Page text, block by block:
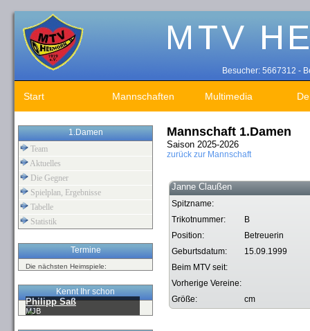
Besucher: 5667312 -
Start Mannschaften Multimedia
1.Damen
Team
Aktuelles
Die Gegner
Spielplan, Ergebnisse
Tabelle
Statistik
Termine
Die nächsten Heimspiele:
Kennt Ihr schon
Philipp Saß
MJB
Mannschaft 1.Damen
Saison 2025-2026
zurück zur Mannschaft
Janne Claußen
Spitzname:
Trikotnummer:
B
Position:
Betreuerin
Geburtsdatum:
15.09.1999
Beim MTV seit:
Vorherige Vereine:
Größe:
cm